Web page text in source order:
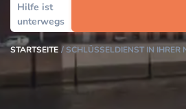
Hilfe ist
unterwegs
STARTSEITE SCHLÜSSELDIENST IN IHRER